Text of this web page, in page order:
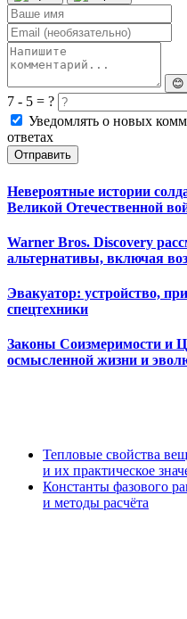
😊
7 - 5 = ?
Уведомлять о новых
ответах
Отправить
Невероятные истории
Великой Отечественной
Warner Bros. Discovery
альтернативы, включая
Эвакуатор: устройство,
спецтехники
Законы Соизмеримости и
осмысленной жизни и
Тепловые свойства
и их практическое
Константы фазового
и методы расчёта